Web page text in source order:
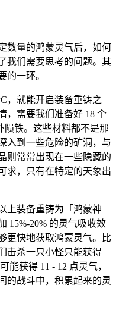
数量的鸿蒙灵气后，如何
我们需要思考的问题。其
的一环。
，就能开启装备重铸之
，需要我们准备好 18 个
陨铁。这些材料都不是那
入到一些危险的矿洞，与
则常常出现在一些隐藏的
求，只有在特定的天象出
上装备重铸为「鸿蒙神
15%-20% 的灵气吸收效
更快地获取鸿蒙灵气。比
击杀一只小怪只能获得
能获得 11 - 12 点灵气，
的战斗中，积累起来的灵